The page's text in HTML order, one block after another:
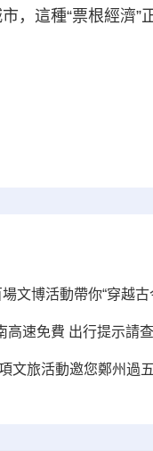
，這種“票根經濟”
文博活動帶你“穿越古
速免費 出行提示請查
文旅活動邀您鄭州過